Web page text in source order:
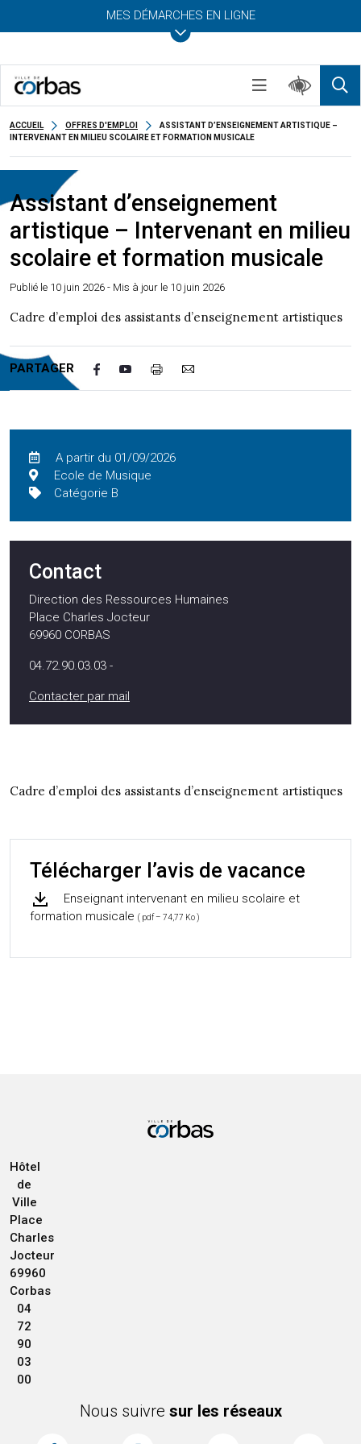
MES DÉMARCHES EN LIGNE
ACCUEIL OFFRES D'EMPLOI
ASSISTANT D’ENSEIGNEMENT ARTISTIQUE –
INTERVENANT EN MILIEU SCOLAIRE ET FORMATION MUSICALE
Assistant d’enseignement
artistique – Intervenant en milieu
scolaire et formation musicale
Publié le 10 juin 2026 - Mis à jour le 10 juin 2026
Cadre d’emploi des assistants d’enseignement artistiques
PARTAGER
A partir du 01/09/2026
Ecole de Musique
Catégorie B
Contact
Direction des Ressources Humaines
Place Charles Jocteur
69960 CORBAS
04.72.90.03.03 -
Contacter par mail
Cadre d’emploi des assistants d’enseignement artistiques
Télécharger l’avis de vacance
Enseignant intervenant en milieu scolaire et
formation musicale ( pdf – 74,77 Ko )
Hôtel
de
Ville
Place
Charles
Jocteur
69960
Corbas
04
72
90
03
00
Nous suivre sur les réseaux